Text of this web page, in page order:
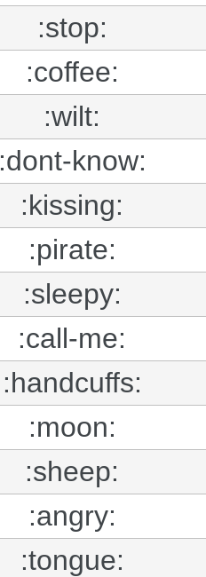
:stop:
:coffee:
:wilt:
:dont-know:
:kissing:
:pirate:
:sleepy:
:call-me:
:handcuffs:
:moon:
:sheep:
:angry:
:tongue: